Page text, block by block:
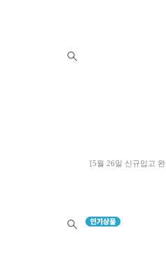
[5월 26일 신규입고